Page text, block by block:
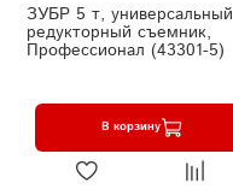
ЗУБР 5 т, универсальный
редукторный съемник,
Профессионал (43301-5)
В корзину